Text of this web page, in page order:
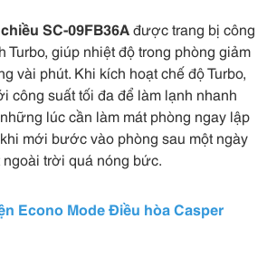
SC-09FB36Ađược trang bị công
Turbo, giúp nhiệt độ trong phòng giảm
vài phút. Khi kích hoạt chế độ Turbo,
công suất tối đa để làm lạnh nhanh
lúc cần làm mát phòng ngay lập
mới bước vào phòng sau một ngày
trời quá nóng bức.
Econo Mode Điều hòa Casper